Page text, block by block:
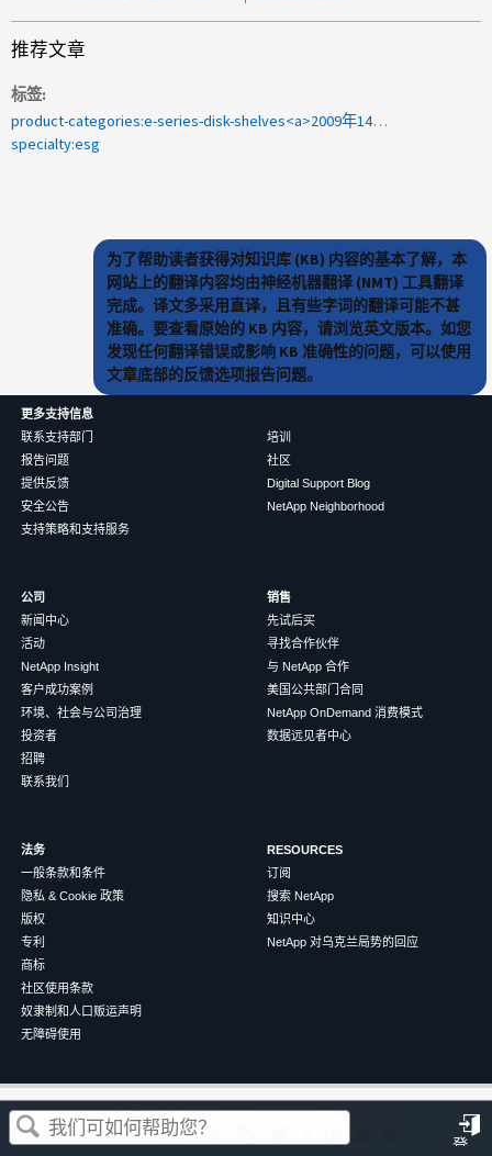
登
这篇文章对您有帮助吗？
推荐文章
标签
product-categories:e-series-disk-shelves<a>2009年142090年</a>
specialty:esg
为了帮助读者获得对知识库 (KB) 内容的基本了解，本
网站上的翻译内容均由神经机器翻译 (NMT) 工具翻译
完成。译文多采用直译，且有些字词的翻译可能不甚
准确。要查看原始的 KB 内容，请浏览英文版本。如您
发现任何翻译错误或影响 KB 准确性的问题，可以使用
文章底部的反馈选项报告问题。
更多支持信息
联系支持部门
报告问题
提供反馈
安全公告
支持策略和支持服务
培训
社区
Digital Support Blog
NetApp Neighborhood
公司
新闻中心
活动
NetApp Insight
客户成功案例
环境、社会与公司治理
投资者
招聘
联系我们
销售
先试后买
寻找合作伙伴
与 NetApp 合作
美国公共部门合同
NetApp OnDemand 消费模式
数据远见者中心
法务
一般条款和条件
隐私 & Cookie 政策
版权
专利
商标
社区使用条款
奴隶制和人口贩运声明
无障碍使用
RESOURCES
订阅
搜索 NetApp
知识中心
NetApp 对乌克兰局势的回应
©2026NetApp 中文（简体）
隐私政策
Cookie 政策
Cookie 设置